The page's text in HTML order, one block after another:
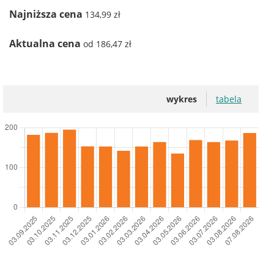
Najniższa cena 134,99 zł
Aktualna cena od 186,47 zł
wykres tabela